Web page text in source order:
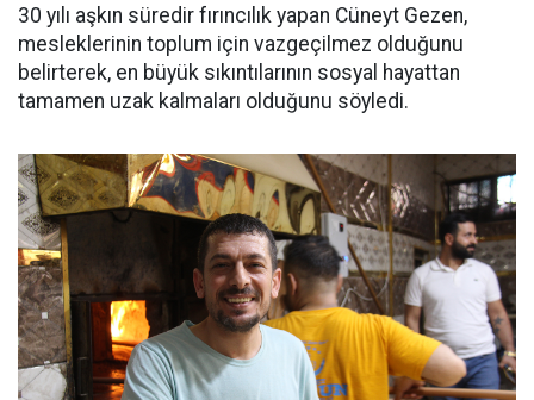
30 yılı aşkın süredir fırıncılık yapan Cüneyt Gezen,
mesleklerinin toplum için vazgeçilmez olduğunu
belirterek, en büyük sıkıntılarının sosyal hayattan
tamamen uzak kalmaları olduğunu söyledi.